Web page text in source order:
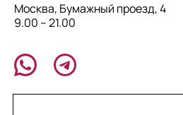
Москва, Бумажный проезд, 4
9.00 – 21.00